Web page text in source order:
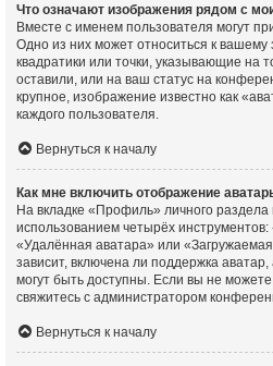
Что означают изображения рядом с
Вместе с именем пользователя могут
Одно из них может относиться к вашему
квадратики или точки, указывающие на
оставили, или на ваш статус на
крупное, изображение известно как
каждого пользователя.
Вернуться к началу
Как мне включить отображение
На вкладке «Профиль» личного
использованием четырёх
«Удалённая аватара» или
зависит, включена ли поддержка
могут быть доступны. Если вы не
свяжитесь с администратором
Вернуться к началу